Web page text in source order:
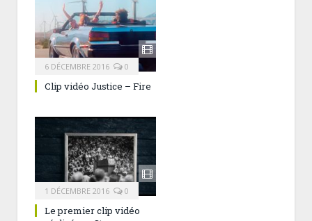
6 DÉCEMBRE 2016 0
Clip vidéo Justice – Fire
1 DÉCEMBRE 2016 0
Le premier clip vidéo